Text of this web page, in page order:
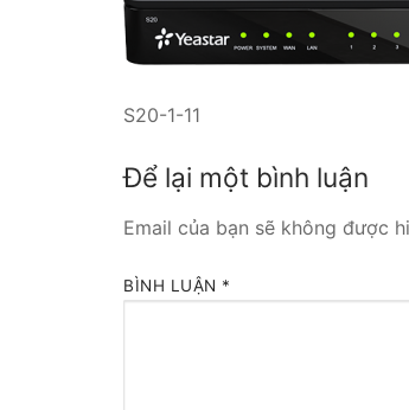
S20-1-11
Để lại một bình luận
Email của bạn sẽ không được
BÌNH LUẬN *